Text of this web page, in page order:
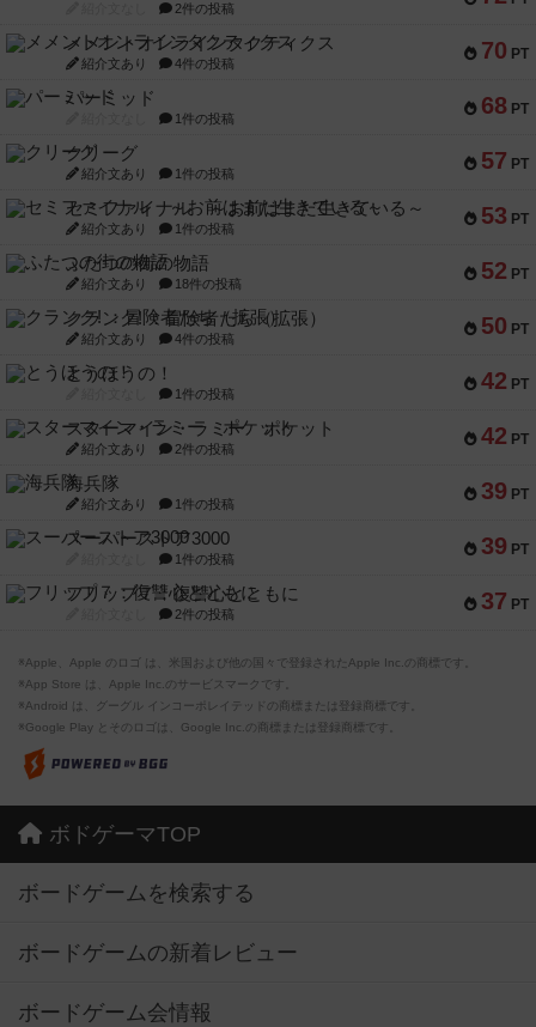
2件の投稿
70 PT
メメントオンラインタクティクス
紹介文あり 4件の投稿
68 PT
パーミッド
1件の投稿
57 PT
クリーグ
紹介文あり 1件の投稿
53 PT
セミファイナル ～お前はまだ生きている～
紹介文あり 1件の投稿
52 PT
ふたつの街の物語
紹介文あり 18件の投稿
50 PT
クランク! ：冒険者たち（拡張）
紹介文あり 4件の投稿
42 PT
とうほうの！
1件の投稿
42 PT
スターマイン・ラミー ポケット
紹介文あり 2件の投稿
39 PT
海兵隊
紹介文あり 1件の投稿
39 PT
スーパーストア3000
1件の投稿
37 PT
フリップ７：復讐心とともに
2件の投稿
※Apple、Apple のロゴ は、米国および他の国々で登録されたApple Inc.の商標です。
※App Store は、Apple Inc.のサービスマークです。
※Android は、グーグル インコーポレイテッドの商標または登録商標です。
※Google Play とそのロゴは、Google Inc.の商標または登録商標です。
ボドゲーマTOP
ボードゲームを検索する
ボードゲームの新着レビュー
ボードゲーム会情報